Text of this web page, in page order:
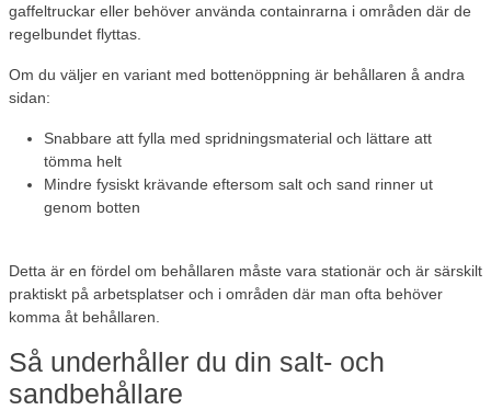
gaffeltruckar eller behöver använda containrarna i områden där de
regelbundet flyttas.
Om du väljer en variant med bottenöppning är behållaren å andra
sidan:
Snabbare att fylla med spridningsmaterial och lättare att
tömma helt
Mindre fysiskt krävande eftersom salt och sand rinner ut
genom botten
Detta är en fördel om behållaren måste vara stationär och är särskilt
praktiskt på arbetsplatser och i områden där man ofta behöver
komma åt behållaren.
Så underhåller du din salt- och
sandbehållare